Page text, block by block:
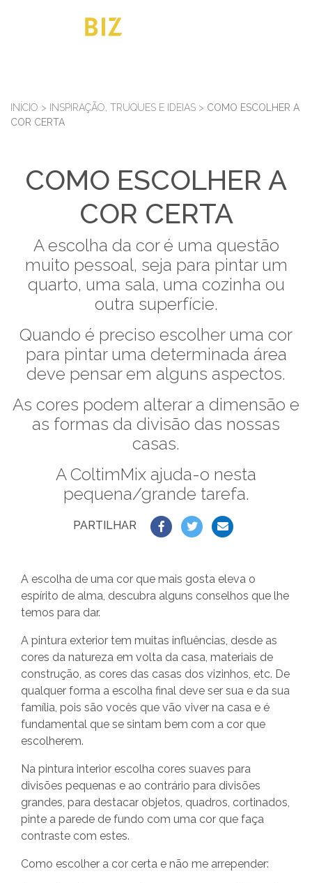
INÍCIO > INSPIRAÇÃO, TRUQUES E IDEIAS > COMO ESCOLHER A
COR CERTA
COMO ESCOLHER A
COR CERTA
A escolha da cor é uma questão
muito pessoal, seja para pintar um
quarto, uma sala, uma cozinha ou
outra superfície.
Quando é preciso escolher uma cor
para pintar uma determinada área
deve pensar em alguns aspectos.
As cores podem alterar a dimensão e
as formas da divisão das nossas
casas.
A ColtimMix ajuda-o nesta
pequena/grande tarefa.
PARTILHAR
A escolha de uma cor que mais gosta eleva o
espírito de alma, descubra alguns conselhos que lhe
temos para dar.
A pintura exterior tem muitas influências, desde as
cores da natureza em volta da casa, materiais de
construção, as cores das casas dos vizinhos, etc. De
qualquer forma a escolha final deve ser sua e da sua
família, pois são vocês que vão viver na casa e é
fundamental que se sintam bem com a cor que
escolherem.
Na pintura interior escolha cores suaves para
divisões pequenas e ao contrário para divisões
grandes, para destacar objetos, quadros, cortinados,
pinte a parede de fundo com uma cor que faça
contraste com estes.
Como escolher a cor certa e não me arrepender: